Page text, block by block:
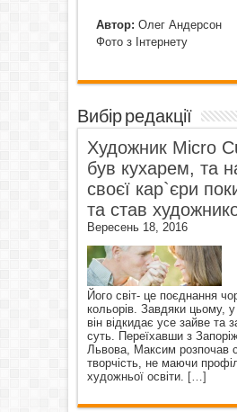
Автор: Олег Андерсон
Фото з Інтернету
Вибір редакції
Художник Micro
був кухарем, та
своєї кар`єри
та став
Вересень 18, 2016
Його світ- це поєднання
кольорів. Завдяки цьому, у
він відкидає усе зайве та
суть. Переїхавши з
Львова, Максим розпочав
творчість, не маючи
художньої освіти. […]